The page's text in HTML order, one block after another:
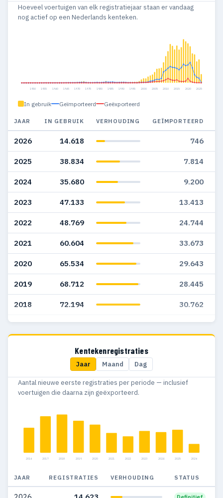
Hoeveel voertuigen van elk registratiejaar staan er vandaag
nog actief op een Nederlands kenteken.
1950 1955 1960 1965 1970 1975 1980 1985 1990 1995 2000 2005 2010 2015 2020 2025
In gebruik Geïmporteerd Geëxporteerd
JAAR IN GEBRUIK VERHOUDING GEÏMPORTEERD
2026 14.618 746
2025 38.834 7.814
2024 35.680 9.200
2023 47.133 13.413
2022 48.769 24.744
2021 60.604 33.673
2020 65.534 29.643
2019 68.712 28.445
2018 72.194 30.762
2017 59.101 25.199
61.758
2014 55.382 25.185
2012
24.168
2009 34.108 18.122
Kentekenregistraties
Jaar Maand Dag
Aantal nieuwe eerste registraties per periode — inclusief
voertuigen die daarna zijn geëxporteerd.
2016 2017 2018 2019 2020 2021 2022 2023 2024 2025 2026
JAAR REGISTRATIES VERHOUDING STATUS